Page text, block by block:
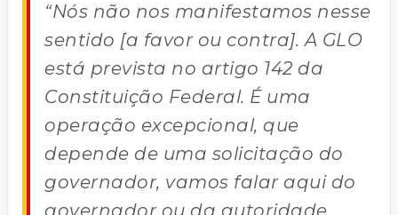
“Nós não nos manifestamos nesse
sentido [a favor ou contra]. A GLO
está prevista no artigo 142 da
Constituição Federal. É uma
operação excepcional, que
depende de uma solicitação do
governador, vamos falar aqui do